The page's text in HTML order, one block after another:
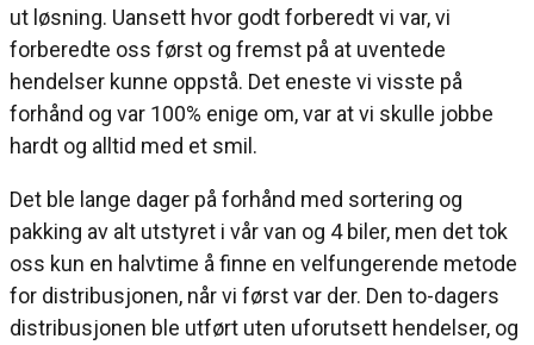
ut løsning. Uansett hvor godt forberedt vi var, vi
forberedte oss først og fremst på at uventede
hendelser kunne oppstå. Det eneste vi visste på
forhånd og var 100% enige om, var at vi skulle jobbe
hardt og alltid med et smil.
Det ble lange dager på forhånd med sortering og
pakking av alt utstyret i vår van og 4 biler, men det tok
oss kun en halvtime å finne en velfungerende metode
for distribusjonen, når vi først var der. Den to-dagers
distribusjonen ble utført uten uforutsett hendelser, og